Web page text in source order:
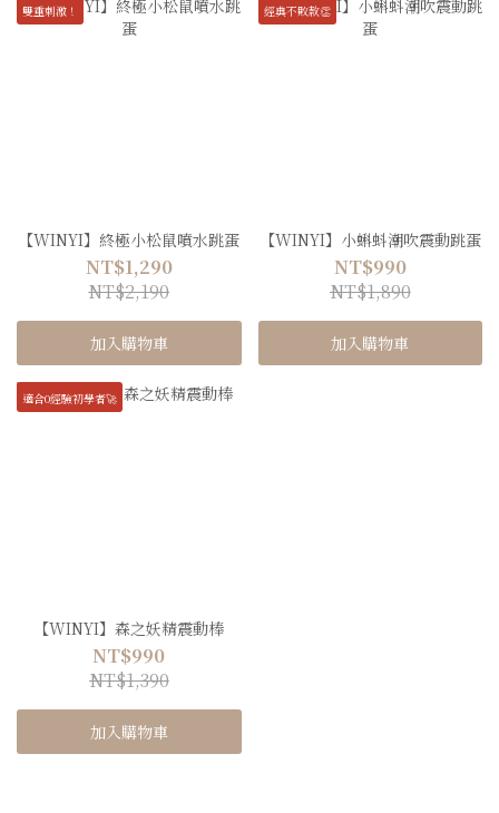
雙重刺激！
【WINYI】終極小松鼠噴水跳蛋
NT$1,290
NT$2,190
加入購物車
經典不敗款👏
【WINYI】小蝌蚪潮吹震動跳蛋
NT$990
NT$1,890
加入購物車
適合0經驗初學者🚀
【WINYI】森之妖精震動棒
NT$990
NT$1,390
加入購物車